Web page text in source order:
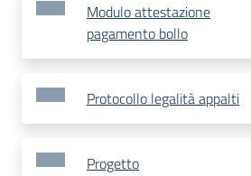
Modulo attestazione
pagamento bollo
Protocollo legalità appalti
Progetto